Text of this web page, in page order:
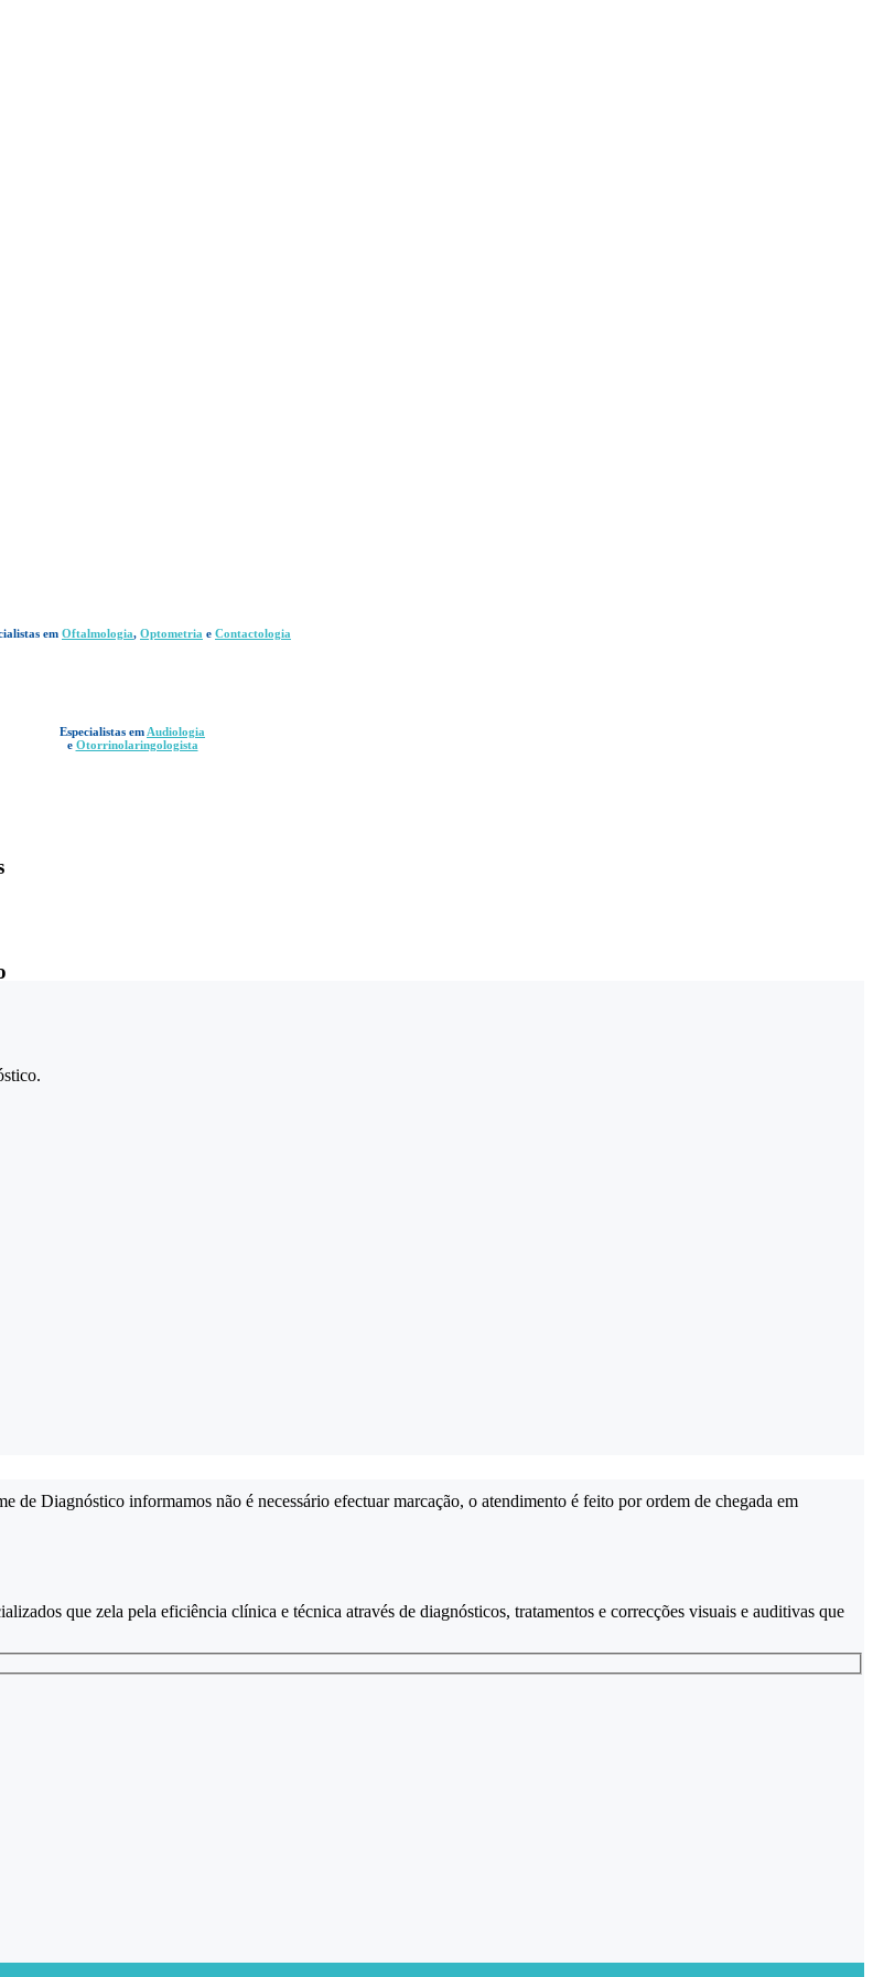
em Oftalmologia, Optometria e Contactologia
Especialistas em Audiologia
e Otorrinolaringologista
que zela pela eficiência clínica e técnica através de diagnósticos, tratamentos e correcções visuais e auditivas que
de Diagnóstico informamos não é necessário efectuar marcação, o atendimento é feito por ordem de chegada em